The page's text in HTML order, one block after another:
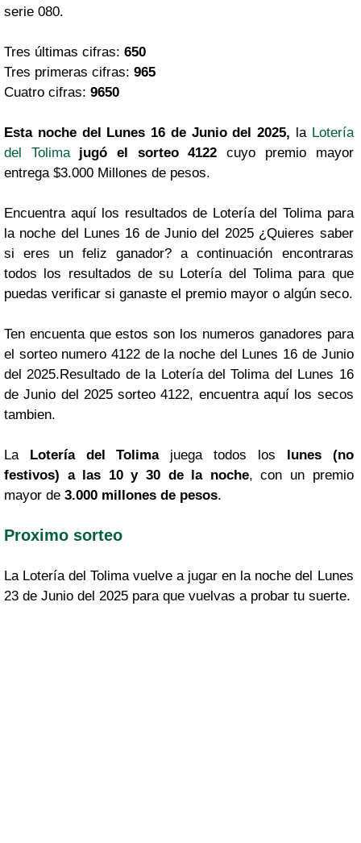
serie 080.
Tres últimas cifras: 650
Tres primeras cifras: 965
Cuatro cifras: 9650
Esta noche del Lunes 16 de Junio del 2025, la Lotería
del Tolima
jugó el sorteo 4122 cuyo premio mayor
entrega $3.000 Millones de pesos.
Encuentra aquí los resultados de Lotería del Tolima para
la noche del Lunes 16 de Junio del 2025 ¿Quieres saber
si eres un feliz ganador? a continuación encontraras
todos los resultados de su Lotería del Tolima para que
puedas verificar si ganaste el premio mayor o algún seco.
Ten encuenta que estos son los numeros ganadores para
el sorteo numero 4122 de la noche del Lunes 16 de Junio
del 2025.Resultado de la Lotería del Tolima del Lunes 16
de Junio del 2025 sorteo 4122, encuentra aquí los secos
tambien.
La Lotería del Tolimajuega todos los lunes (no
festivos) a las 10 y 30 de la noche, con un premio
mayor de 3.000 millones de pesos.
Proximo sorteo
La Lotería del Tolima vuelve a jugar en la noche del Lunes
23 de Junio del 2025 para que vuelvas a probar tu suerte.